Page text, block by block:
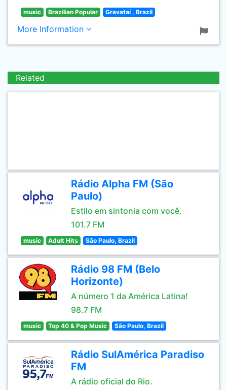
music Brazilian Popular Gravataí , Brazil
More Information
Related
Rádio Alpha FM (São
Paulo)
Estilo em sintonia com você.
101.7 FM
music Adult Hits São Paulo, Brazil
Rádio 98 FM (Belo
Horizonte)
A número 1 da América Latina!
98.7 FM
music Top 40 & Pop Music São Paulo, Brazil
Rádio SulAmérica Paradiso
FM
A rádio oficial do Rio.